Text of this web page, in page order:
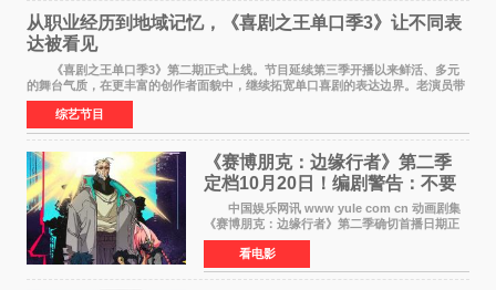
从职业经历到地域记忆，《喜剧之王单口季3》让不同表
达被看见
《喜剧之王单口季3》第二期正式上线。节目延续第三季开播以来鲜活、多元
的舞台气质，在更丰富的创作者面貌中，继续拓宽单口喜剧的表达边界。老演员带
着更加成熟的文本与舞台掌控回归，新面孔则
综艺节目
《赛博朋克：边缘行者》第二季
定档10月20日！编剧警告：不要
对角色投入太深
中国娱乐网讯 www yule com cn 动画剧集
《赛博朋克：边缘行者》第二季确切首播日期正
式敲定——将于10月20日在Netflix全球上线。此
前，Netflix韩国官方账号曾短暂出现这一日期信
息，随后迅
看电影